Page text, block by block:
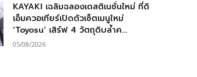
KAYAKI เฉลิมฉลองเดสติเนชั่นใหม่ ที่ดิ
เอ็มควอเทียร์เปิดตัวเซ็ตเมนูใหม่
‘Toyosu’ เสิร์ฟ 4 วัตถุดิบล้ำค...
05/08/2026